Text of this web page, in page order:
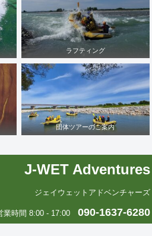
ラフティング
団体ツアーのご案内
J-WET Adventures
ジェイウェットアドベンチャーズ
業時間 8:00 - 17:00 090-1637-6280